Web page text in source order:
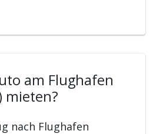
am Flughafen
mieten?
nach Flughafen